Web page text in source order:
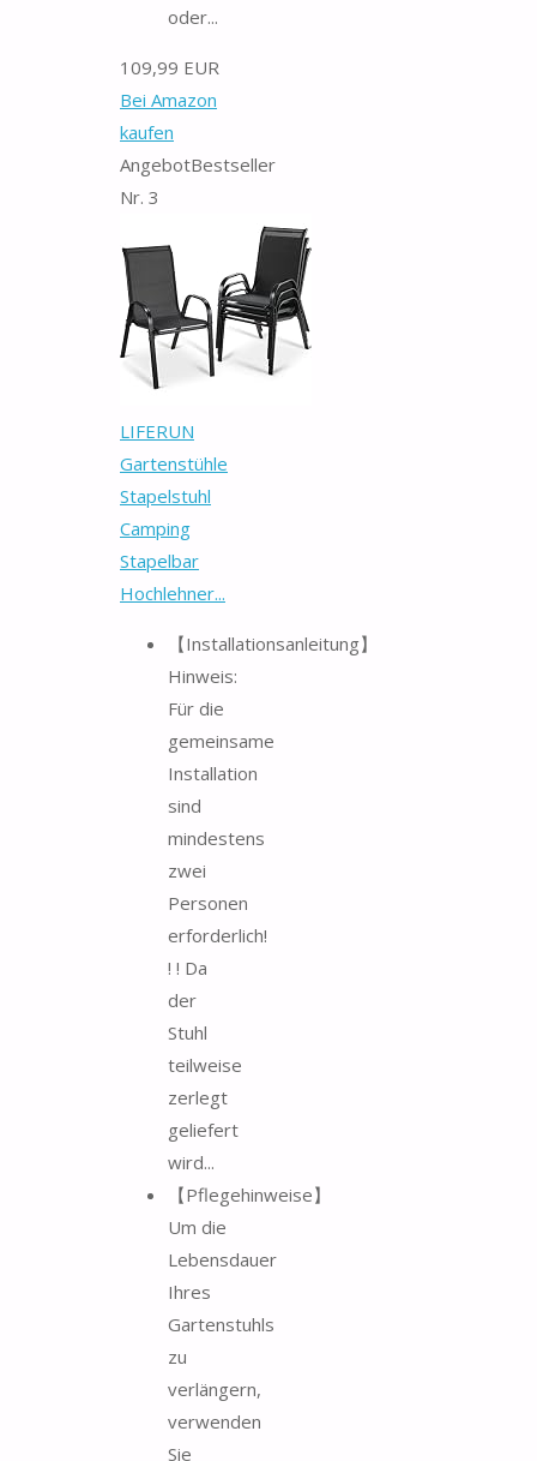
oder...
109,99 EUR
Bei Amazon
kaufen
AngebotBestseller
Nr. 3
LIFERUN
Gartenstühle
Stapelstuhl
Camping
Stapelbar
Hochlehner...
【Installationsanleitung】
Hinweis:
Für die
gemeinsame
Installation
sind
mindestens
zwei
Personen
erforderlich!
! ! Da
der
Stuhl
teilweise
zerlegt
geliefert
wird...
【Pflegehinweise】
Um die
Lebensdauer
Ihres
Gartenstuhls
zu
verlängern,
verwenden
Sie